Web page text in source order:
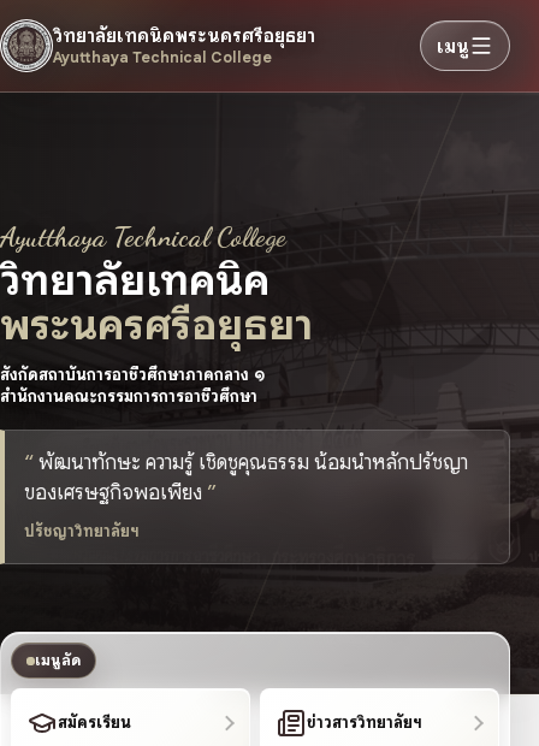
วิทยาลัยเทคนิคพระนครศรีอยุธยา
Ayutthaya Technical College
เมนู
Ayutthaya Technical College
วิทยาลัยเทคนิค
พระนครศรีอยุธยา
สังกัดสถาบันการอาชีวศึกษาภาคกลาง ๑
สำนักงานคณะกรรมการการอาชีวศึกษา
พัฒนาทักษะ ความรู้ เชิดชูคุณธรรม น้อมนำหลักปรัชญา
ของเศรษฐกิจพอเพียง
ปรัชญาวิทยาลัยฯ
เมนูลัด
สมัครเรียน ข่าวสารวิทยาลัยฯ